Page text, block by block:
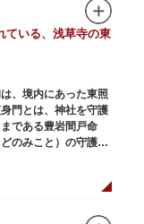
ている、浅草寺の東
、境内にあった東照
門とは、神社を守護
である豊岩間戸命
のみこと）の守護神
分離令により、仏教
とができなくなりま